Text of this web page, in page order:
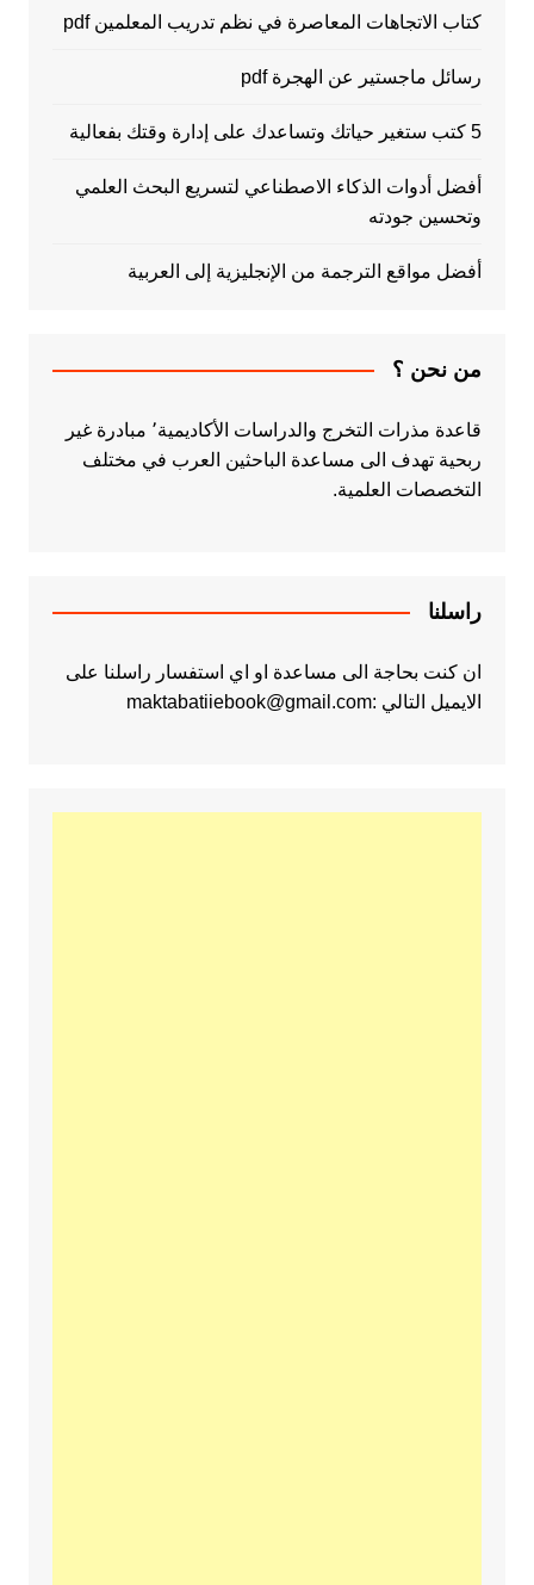
كتاب الاتجاهات المعاصرة في نظم تدريب المعلمين pdf
رسائل ماجستير عن الهجرة pdf
5 كتب ستغير حياتك وتساعدك على إدارة وقتك بفعالية
أفضل أدوات الذكاء الاصطناعي لتسريع البحث العلمي
وتحسين جودته
أفضل مواقع الترجمة من الإنجليزية إلى العربية
من نحن ؟
قاعدة مذرات التخرج والدراسات الأكاديمية٬ مبادرة غير
ربحية تهدف الى مساعدة الباحثين العرب في مختلف
التخصصات العلمية.
راسلنا
ان كنت بحاجة الى مساعدة او اي استفسار راسلنا على
الايميل التالي :maktabatiiebook@gmail.com